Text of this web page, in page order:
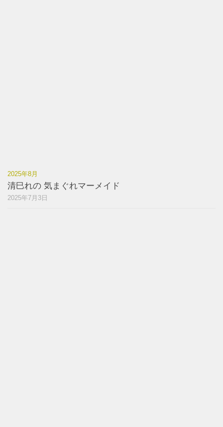
2025年8月
清巳れの 気まぐれマーメイド
2025年7月3日